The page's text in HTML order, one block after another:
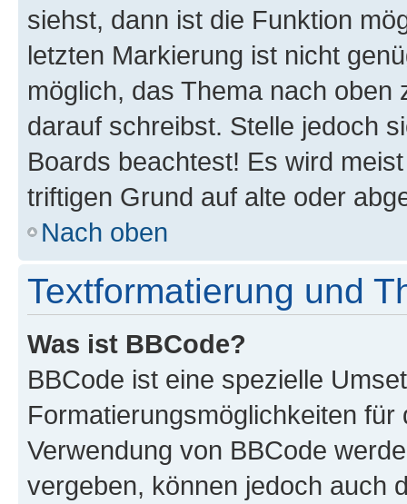
siehst, dann ist die Funktion
letzten Markierung ist nicht
möglich, das Thema nach oben
darauf schreibst. Stelle jedoch
Boards beachtest! Es wird
triftigen Grund auf alte oder
Nach oben
Textformatierung und
Was ist BBCode?
BBCode ist eine spezielle
Formatierungsmöglichkeiten
Verwendung von BBCode
vergeben, können jedoch auch